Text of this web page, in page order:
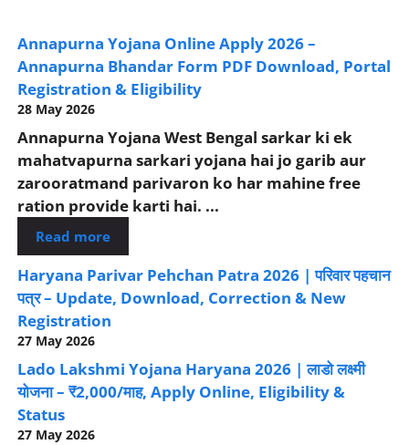
Annapurna Yojana Online Apply 2026 –
Annapurna Bhandar Form PDF Download, Portal
Registration & Eligibility
28 May 2026
Annapurna Yojana West Bengal sarkar ki ek
mahatvapurna sarkari yojana hai jo garib aur
zarooratmand parivaron ko har mahine free
ration provide karti hai. ...
Read more
Haryana Parivar Pehchan Patra 2026 | परिवार पहचान
पत्र – Update, Download, Correction & New
Registration
27 May 2026
Lado Lakshmi Yojana Haryana 2026 | लाडो लक्ष्मी
योजना – ₹2,000/माह, Apply Online, Eligibility &
Status
27 May 2026